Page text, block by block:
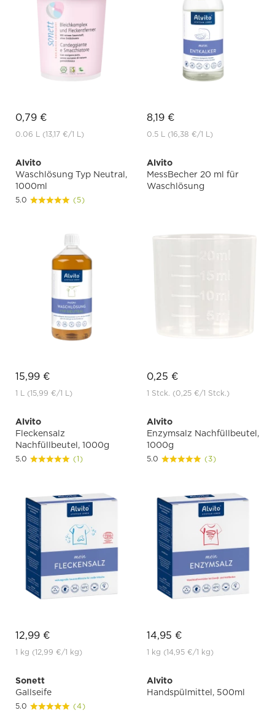
0,79 €
0.06 L (13,17 €/1 L)
8,19 €
0.5 L (16,38 €/1 L)
Alvito
Waschlösung Typ Neutral,
1000ml
5.0 (5)
15,99 €
1 L (15,99 €/1 L)
Alvito
MessBecher 20 ml für
Waschlösung
0,25 €
1 Stck. (0,25 €/1 Stck.)
Alvito
Fleckensalz
Nachfüllbeutel, 1000g
5.0 (1)
12,99 €
1 kg (12,99 €/1 kg)
Alvito
Enzymsalz Nachfüllbeutel,
1000g
5.0 (3)
14,95 €
1 kg (14,95 €/1 kg)
Sonett
Gallseife
5.0 (4)
Alvito
Handspülmittel, 500ml